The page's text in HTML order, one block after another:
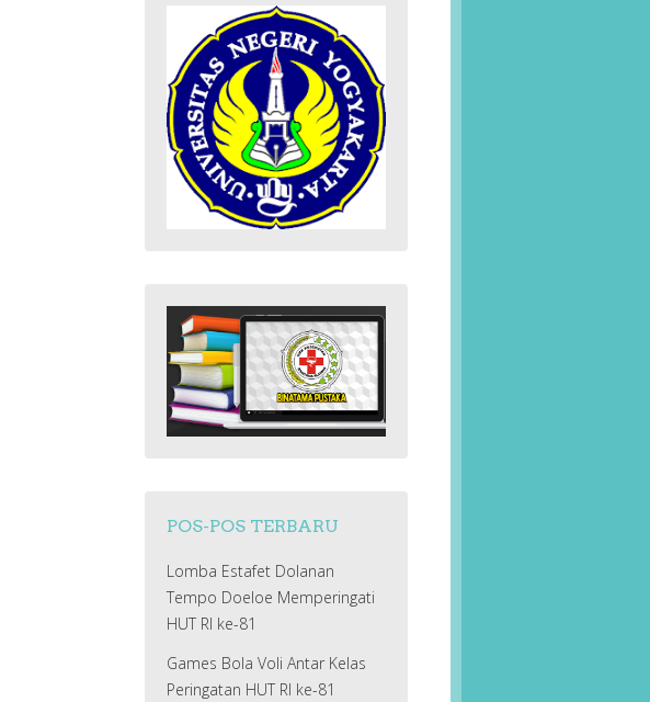
POS-POS TERBARU
Lomba Estafet Dolanan
Tempo Doeloe Memperingati
HUT RI ke-81
Games Bola Voli Antar Kelas
Peringatan HUT RI ke-81